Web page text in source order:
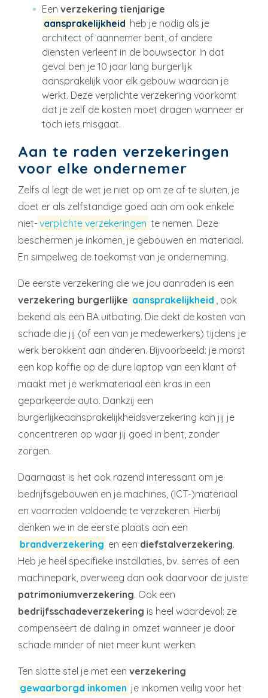
Een verzekering tienjarige
aansprakelijkheid heb je nodig als je
architect of aannemer bent, of andere
diensten verleent in de bouwsector. In dat
geval ben je 10 jaar lang burgerlijk
aansprakelijk voor elk gebouw waaraan je
werkt. Deze verplichte verzekering voorkomt
dat je zelf de kosten moet dragen wanneer er
toch iets misgaat.
Aan te raden verzekeringen
voor elke ondernemer
Zelfs al legt de wet je niet op om ze af te sluiten, je
doet er als zelfstandige goed aan om ook enkele
niet-verplichte verzekeringen te nemen. Deze
beschermen je inkomen, je gebouwen en materiaal.
En simpelweg de toekomst van je onderneming.
De eerste verzekering die we jou aanraden is een
verzekering burgerlijke aansprakelijkheid , ook
bekend als een BA uitbating. Die dekt de kosten van
schade die jij (of een van je medewerkers) tijdens je
werk berokkent aan anderen. Bijvoorbeeld: je morst
een kop koffie op de dure laptop van een klant of
maakt met je werkmateriaal een kras in een
geparkeerde auto. Dankzij een
burgerlijkeaansprakelijkheidsverzekering kan jij je
concentreren op waar jij goed in bent, zonder
zorgen.
Daarnaast is het ook razend interessant om je
bedrijfsgebouwen en je machines, (ICT-)materiaal
en voorraden voldoende te verzekeren. Hierbij
denken we in de eerste plaats aan een
brandverzekering en een diefstalverzekering.
Heb je heel specifieke installaties, bv. serres of een
machinepark, overweeg dan ook daarvoor de juiste
patrimoniumverzekering. Ook een
bedrijfsschadeverzekering is heel waardevol: ze
compenseert de daling in omzet wanneer je door
schade minder of niet meer kunt werken.
Ten slotte stel je met een verzekering
gewaarborgd inkomen je inkomen veilig voor het